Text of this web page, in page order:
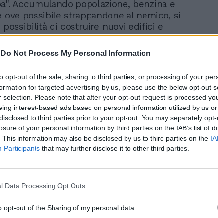
Do Not Process My Personal Information
opt-out of the sale, sharing to third parties, or processing of your
for targeted advertising by us, please use the below opt-out
selection. Please note that after your opt-out request is processed
interest-based ads based on personal information utilized by us
to third parties prior to your opt-out. You may separately
of your personal information by third parties on the IAB’s list of
This information may also be disclosed by us to third parties on the
Participants that may further disclose it to other third parties.
Data Processing Opt Outs
opt-out of the Sharing of my personal data.
Accumulando popolazione, benzina e
ove possibile strappandone al nemico, si
possibilità di costruire nuovi edifici e
al fronte. La rigenerazione delle
va sostenuta oculatamente con la
punti di controllo e la costruzione di
invece, sono legati alla spendita di
oppure, in modalità Theater of War,
un determinato generale all'inizio della
ad essi, si potranno richiedere nel
scontri, supporti di artiglieria pesante,
o l'arrivo di rinforzi aerotrasportati in
a proprio favore la fase decisiva di
è il realismo delle situazioni anche in
climatiche, in Russia infatti si
Durante le missioni, proseguendo